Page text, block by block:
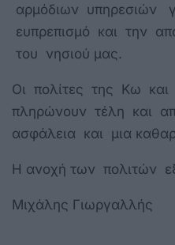
αρμόδιων υπηρεσιών
ευπρεπισμό και την
του νησιού μας.
Οι πολίτες της Κω και
πληρώνουν τέλη και
ασφάλεια και μια
Η ανοχή των πολιτών
Μιχάλης Γιωργαλλής